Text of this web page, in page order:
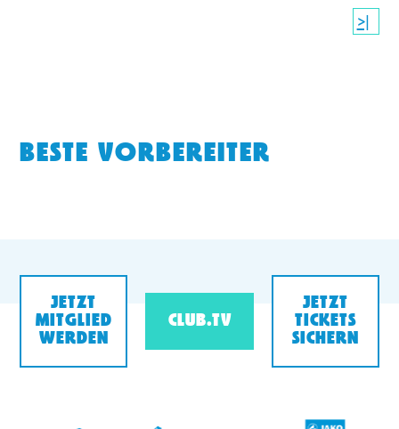
>|
BESTE VORBEREITER
JETZT
MITGLIED
WERDEN
CLUB.TV
JETZT
TICKETS
SICHERN